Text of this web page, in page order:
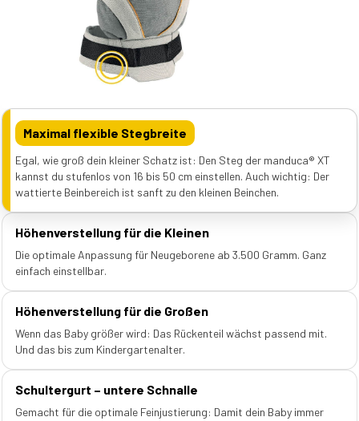
Maximal flexible Stegbreite
Egal, wie groß dein kleiner Schatz ist: Den Steg der manduca® XT
kannst du stufenlos von 16 bis 50 cm einstellen. Auch wichtig: Der
wattierte Beinbereich ist sanft zu den kleinen Beinchen.
Höhenverstellung für die Kleinen
Die optimale Anpassung für Neugeborene ab 3.500 Gramm. Ganz
einfach einstellbar.
Höhenverstellung für die Großen
Wenn das Baby größer wird: Das Rückenteil wächst passend mit.
Und das bis zum Kindergartenalter.
Schultergurt – untere Schnalle
Gemacht für die optimale Feinjustierung: Damit dein Baby immer